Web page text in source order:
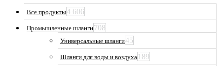
Все продукты4 606
Промышленные шланги708
Универсальные шланги45
Шланги для воды и воздуха 189